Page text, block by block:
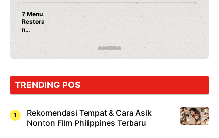
Nunung Srimulat & Vicky Prasetyo Buka Restoran
Rahasia Mami Bikin Nagih!
TRENDING POS
Rekomendasi Tempat & Cara Asik
Nonton Film Philippines Terbaru